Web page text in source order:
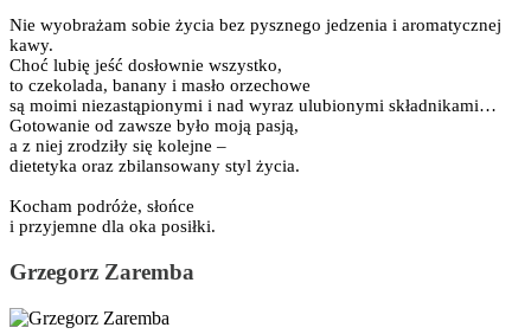
Nie wyobrażam sobie życia bez pysznego jedzenia i aromatycznej
kawy.
Choć lubię jeść dosłownie wszystko,
to czekolada, banany i masło orzechowe
są moimi niezastąpionymi i nad wyraz ulubionymi składnikami…
Gotowanie od zawsze było moją pasją,
a z niej zrodziły się kolejne –
dietetyka oraz zbilansowany styl życia.
Kocham podróże, słońce
i przyjemne dla oka posiłki.
Grzegorz Zaremba